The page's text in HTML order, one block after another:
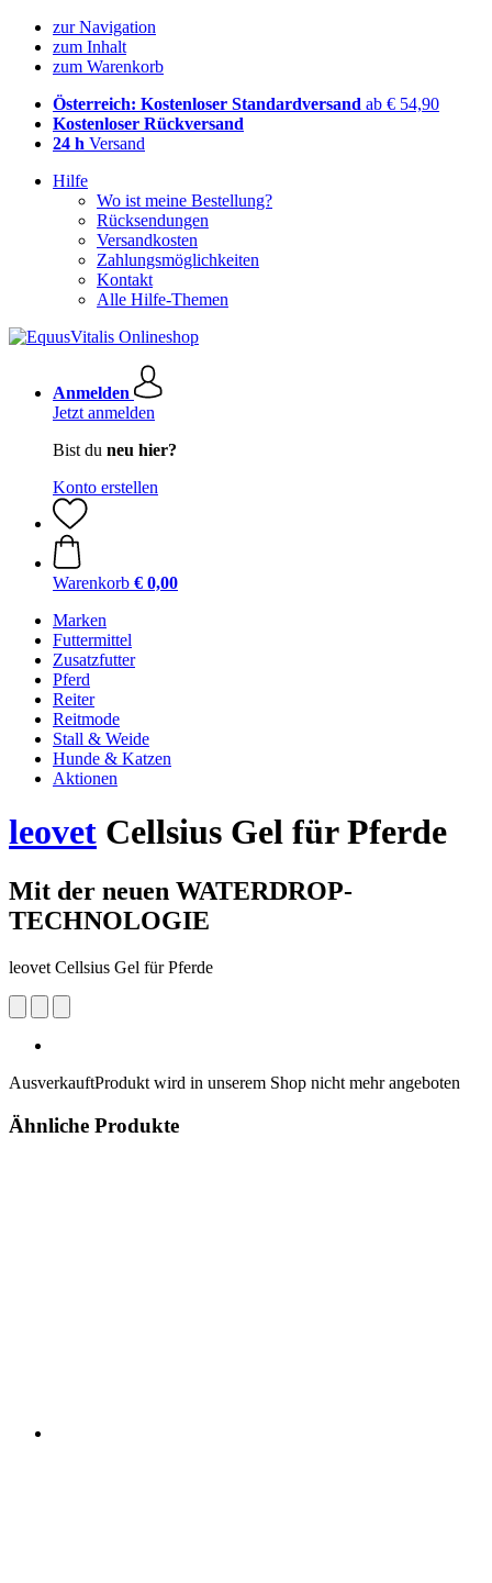
zur Navigation
zum Inhalt
zum Warenkorb
Österreich: Kostenloser Standardversand ab € 54,90
Kostenloser Rückversand
24 h Versand
Hilfe
Wo ist meine Bestellung?
Rücksendungen
Versandkosten
Zahlungsmöglichkeiten
Kontakt
Alle Hilfe-Themen
Anmelden
Jetzt anmelden
Bist du neu hier?
Konto erstellen
Warenkorb € 0,00
Marken
Futtermittel
Zusatzfutter
Pferd
Reiter
Reitmode
Stall & Weide
Hunde & Katzen
Aktionen
leovet Cellsius Gel für Pferde
Mit der neuen WATERDROP-
TECHNOLOGIE
leovet Cellsius Gel für Pferde
AusverkauftProdukt wird in unserem Shop nicht mehr angeboten
Ähnliche Produkte